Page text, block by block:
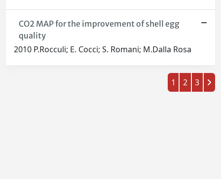
CO2 MAP for the improvement of shell egg
quality
2010 P.Rocculi; E. Cocci; S. Romani; M.Dalla Rosa
1 2 3